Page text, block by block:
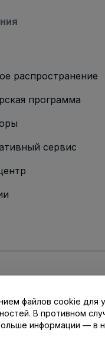
распространение
программа
сервис
файлов cookie для
В противном
информации — в